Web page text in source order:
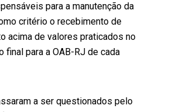
para a manutenção da
critério o recebimento de
acima de valores praticados no
final para a OAB-RJ de cada
a ser questionados pelo